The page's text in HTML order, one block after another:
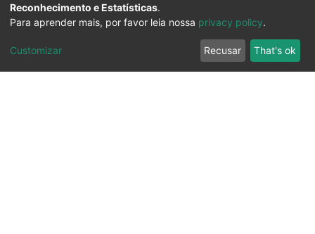
Reconhecimento e Estatísticas.
Para aprender mais, por favor leia nossa privacy policy.
Customizar Recusar That's ok